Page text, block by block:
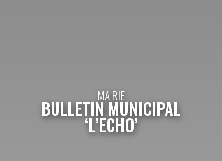
MAIRIE
BULLETIN MUNICIPAL
‘L’ECHO’